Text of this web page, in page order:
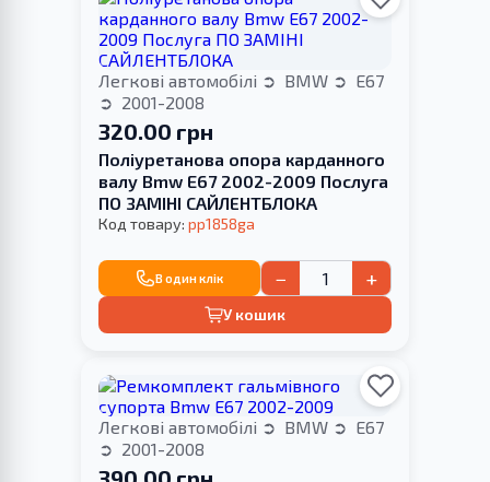
Легкові автомобілі BMW
E67
2001-2008
320.00 грн
Поліуретанова опора карданного
валу Bmw E67 2002-2009 Послуга
ПО ЗАМІНІ САЙЛЕНТБЛОКА
Код товару: pp1858ga
В один клік − +
У кошик
Легкові автомобілі BMW
E67
2001-2008